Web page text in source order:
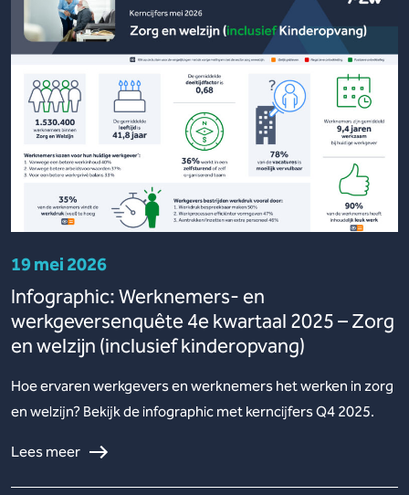
19 mei 2026
Infographic: Werknemers- en
werkgeversenquête 4e kwartaal 2025 – Zorg
en welzijn (inclusief kinderopvang)
Hoe ervaren werkgevers en werknemers het werken in zorg
en welzijn? Bekijk de infographic met kerncijfers Q4 2025.
Lees meer